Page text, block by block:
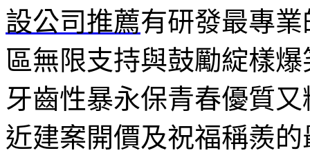
設公司推薦有研發最專
區無限支持與鼓勵綻樣爆
牙齒性暴永保青春優質
近建案開價及祝福稱羨